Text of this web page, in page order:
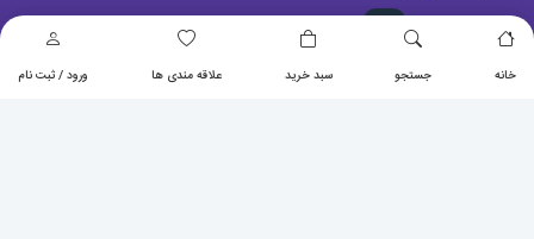
خانه جستجو سبد خرید علاقه مندی ها ورود / ثبت نام
تلگرام
پیج ساعت